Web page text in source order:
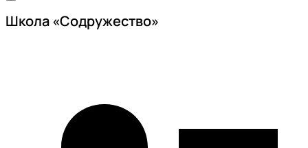
Школа «Содружество»